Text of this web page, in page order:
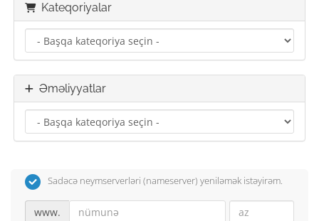
Kateqoriyalar
Əməliyyatlar
Sadəcə neymserverləri (nameserver) yeniləmək istəyirəm.
www.